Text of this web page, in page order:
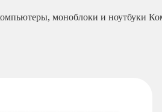
моноблоки и ноутбуки